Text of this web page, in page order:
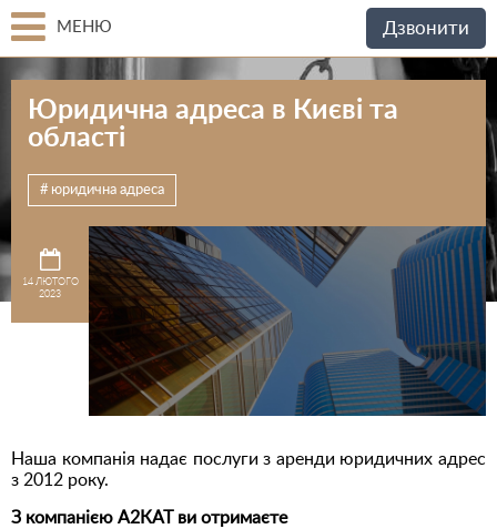
МЕНЮ Дзвонити
Юридична адреса в Києві та
області
юридична адреса
14 ЛЮТОГО
2023
Наша компанія надає послуги з аренди юридичних адрес
з 2012 року.
З компанією А2КАТ ви отримаєте